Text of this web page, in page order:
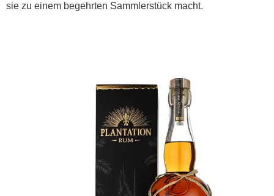
sie zu einem begehrten Sammlerstück macht.